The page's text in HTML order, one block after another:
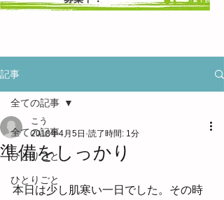
記事
全ての記事
ひとりごと
ひとりごと
全ての記事
準備をしっかり
こう
2018年4月5日 読了時間: 1分
本日は少し肌寒い一日でした。その時